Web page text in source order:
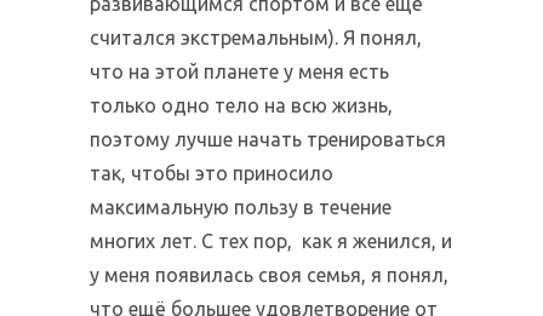
считался экстремальным). Я понял,
что на этой планете у меня есть
только одно тело на всю жизнь,
поэтому лучше начать тренироваться
так, чтобы это приносило
максимальную пользу в течение
многих лет. С тех пор, как я женился, и
у меня появилась своя семья, я понял,
что ещё большее удовлетворение от